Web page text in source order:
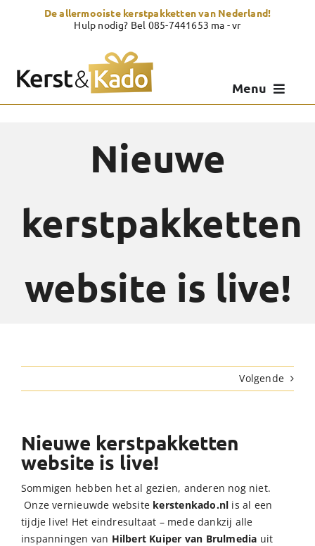
De allermooiste kerstpakketten van Nederland!
Hulp nodig? Bel 085-7441653 ma - vr
Menu
Showroom
Nieuwe
kerstpakketten
website is live!
Volgende
Nieuwe kerstpakketten
website is live!
Sommigen hebben het al gezien, anderen nog niet.
Onze vernieuwde website kerstenkado.nl is al een
tijdje live! Het eindresultaat – mede dankzij alle
inspanningen van Hilbert Kuiper van Brulmedia uit